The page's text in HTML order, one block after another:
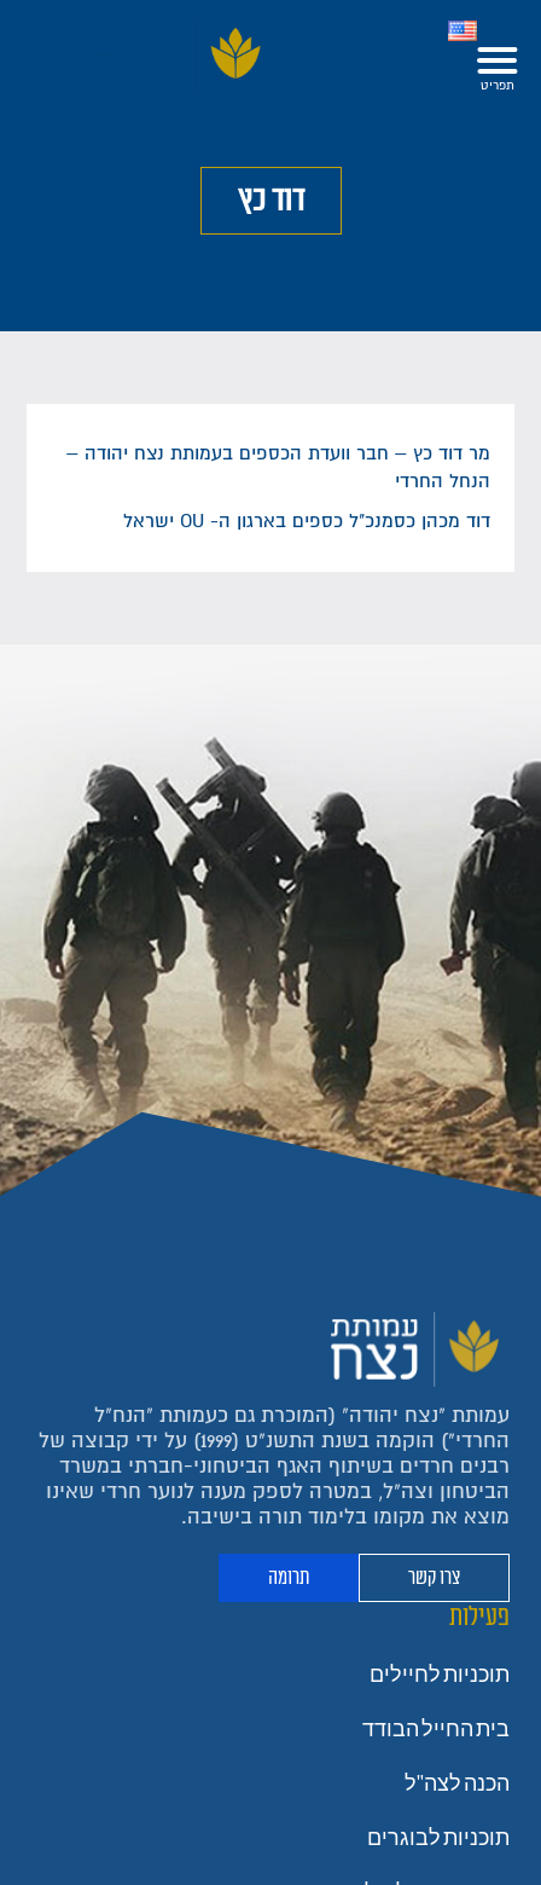
דוד כץ
מר דוד כץ – חבר וועדת הכספים בעמותת נצח יהודה –
הנחל החרדי
דוד מכהן כסמנכ"ל כספים בארגון ה- OU ישראל
עמותת "נצח יהודה" (המוכרת גם כעמותת "הנח"ל
החרדי") הוקמה בשנת התשנ"ט (1999) על ידי קבוצה של
רבנים חרדים בשיתוף האגף הביטחוני-חברתי במשרד
הביטחון וצה"ל, במטרה לספק מענה לנוער חרדי שאינו
מוצא את מקומו בלימוד תורה בישיבה.
צרו קשר תרומה
פעילות
תוכניות לחיילים
בית החייל הבודד
הכנה לצה"ל
תוכניות לבוגרים